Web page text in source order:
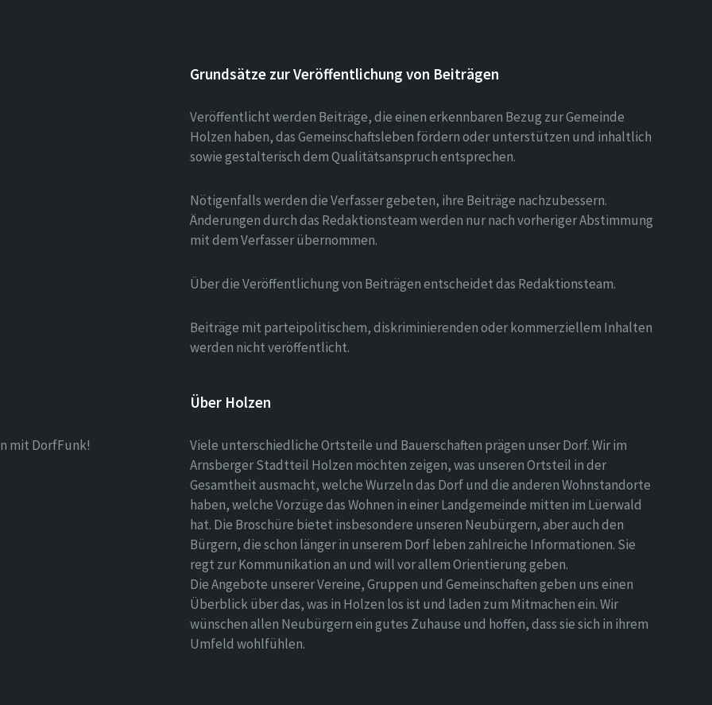
Grundsätze zur Veröffentlichung von Beiträgen
Veröffentlicht werden Beiträge, die einen erkennbaren Bezug zur Gemeinde
Holzen haben, das Gemeinschaftsleben fördern oder unterstützen und inhaltlich
sowie gestalterisch dem Qualitätsanspruch entsprechen.
Nötigenfalls werden die Verfasser gebeten, ihre Beiträge nachzubessern.
Änderungen durch das Redaktionsteam werden nur nach vorheriger Abstimmung
mit dem Verfasser übernommen.
Über die Veröffentlichung von Beiträgen entscheidet das Redaktionsteam.
Beiträge mit parteipolitischem, diskriminierenden oder kommerziellem Inhalten
werden nicht veröffentlicht.
mit DorfFunk!
Über Holzen
Viele unterschiedliche Ortsteile und Bauerschaften prägen unser Dorf. Wir im
Arnsberger Stadtteil Holzen möchten zeigen, was unseren Ortsteil in der
Gesamtheit ausmacht, welche Wurzeln das Dorf und die anderen Wohnstandorte
haben, welche Vorzüge das Wohnen in einer Landgemeinde mitten im Lüerwald
hat. Die Broschüre bietet insbesondere unseren Neubürgern, aber auch den
Bürgern, die schon länger in unserem Dorf leben zahlreiche Informationen. Sie
regt zur Kommunikation an und will vor allem Orientierung geben.
Die Angebote unserer Vereine, Gruppen und Gemeinschaften geben uns einen
Überblick über das, was in Holzen los ist und laden zum Mitmachen ein. Wir
wünschen allen Neubürgern ein gutes Zuhause und hoffen, dass sie sich in ihrem
Umfeld wohlfühlen.